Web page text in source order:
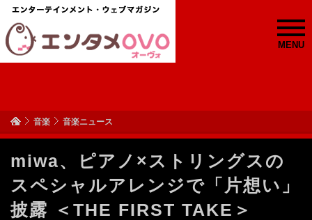
MENU
音楽 音楽ニュース
miwa、ピアノ×ストリングスの
スペシャルアレンジで「片想い」
披露 ＜THE FIRST TAKE＞